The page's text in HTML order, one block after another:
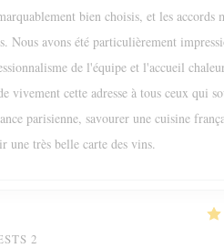
bien choisis, et les accords
Nous avons été particulièrement
de l'équipe et l'accueil
vivement cette adresse à tous ceux qui
parisienne, savourer une cuisine
une très belle carte des vins.
2